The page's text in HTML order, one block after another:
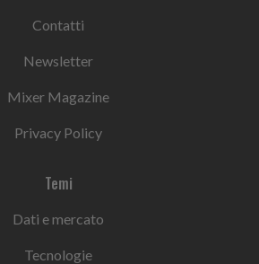
Contatti
Newsletter
Mixer Magazine
Privacy Policy
Temi
Dati e mercato
Tecnologie